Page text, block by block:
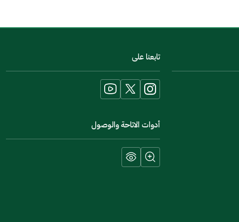
اخبرنا عن تجربتك في هذه الخدمة
تابعنا على
أدوات الاتاحة والوصول